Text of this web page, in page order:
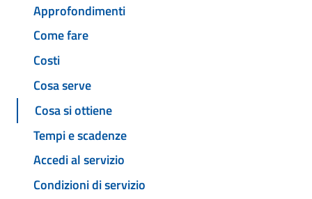
Approfondimenti
Come fare
Costi
Cosa serve
Cosa si ottiene
Tempi e scadenze
Accedi al servizio
Condizioni di servizio